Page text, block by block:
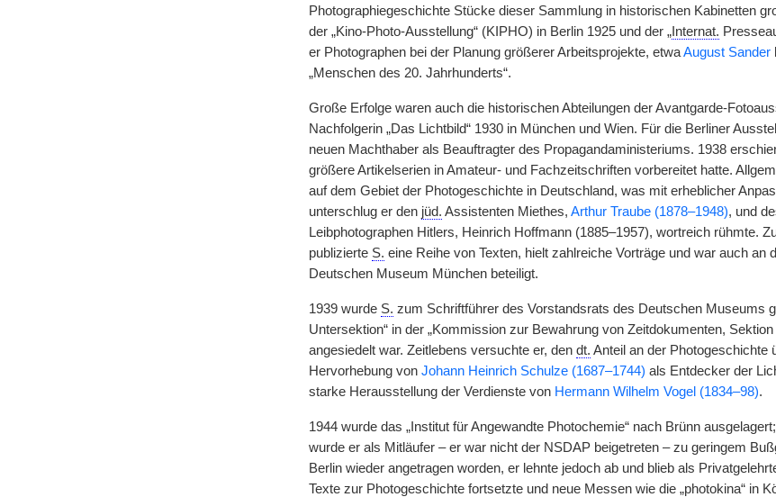
Photographiegeschichte Stücke dieser Sammlung in historischen Kabinetten
der „Kino-Photo-Ausstellung“ (KIPHO) in Berlin 1925 und der „Internat.
er Photographen bei der Planung größerer Arbeitsprojekte, etwaAugust Sander
„Menschen des 20. Jahrhunderts“.
Große Erfolge waren auch die historischen Abteilungen der Avantgarde-
Nachfolgerin „Das Lichtbild“ 1930 in München und Wien. Für die Berliner
neuen Machthaber als Beauftragter des Propagandaministeriums. 1938
größere Artikelserien in Amateur- und Fachzeitschriften vorbereitet hatte.
auf dem Gebiet der Photogeschichte in Deutschland, was mit erheblicher
unterschlug er den jüd. Assistenten Miethes, Arthur Traube (1878–1948), und
Leibphotographen Hitlers, Heinrich Hoffmann (1885–1957), wortreich rühmte.
publizierte S. eine Reihe von Texten, hielt zahlreiche Vorträge und war auch an
Deutschen Museum München beteiligt.
1939 wurde S. zum Schriftführer des Vorstandsrats des Deutschen Museums
Untersektion“ in der „Kommission zur Bewahrung von Zeitdokumenten,
angesiedelt war. Zeitlebens versuchte er, den dt. Anteil an der Photogeschichte
Hervorhebung von Johann Heinrich Schulze (1687–1744) als Entdecker der
starke Herausstellung der Verdienste von Hermann Wilhelm Vogel (1834–98).
1944 wurde das „Institut für Angewandte Photochemie“ nach Brünn
wurde er als Mitläufer – er war nicht der NSDAP beigetreten – zu geringem
Berlin wieder angetragen worden, er lehnte jedoch ab und blieb als
Texte zur Photogeschichte fortsetzte und neue Messen wie die „photokina“ in